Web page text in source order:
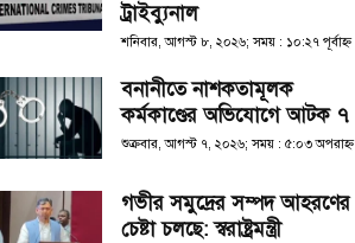
ট্রাইব্যুনাল
শনিবার, আগস্ট ৮, ২০২৬; সময় : ১০:২৭ পূর্বাহ্ণ
বনানীতে নাশকতামূলক
কর্মকাণ্ডের অভিযোগে আটক ৭
শুক্রবার, আগস্ট ৭, ২০২৬; সময় : ৫:০৩ অপরাহ্ণ
গভীর সমুদ্রের সম্পদ আহরণের
চেষ্টা চলছে: স্বরাষ্ট্রমন্ত্রী